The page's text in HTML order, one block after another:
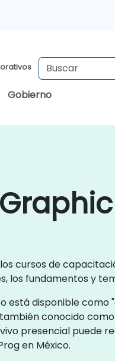
Gobierno
cursos de
los fundamentos y
está disponible
conocido
presencial puede
en México.